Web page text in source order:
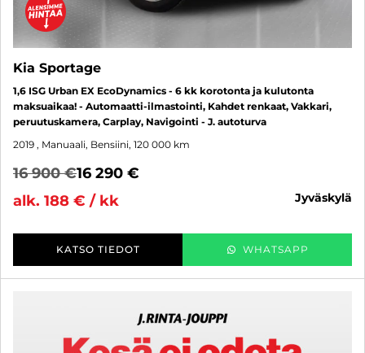
Kia Sportage
1,6 ISG Urban EX EcoDynamics - 6 kk korotonta ja kulutonta
maksuaikaa! - Automaatti-ilmastointi, Kahdet renkaat, Vakkari,
peruutuskamera, Carplay, Navigointi - J. autoturva
2019 , Manuaali, Bensiini, 120 000 km
16 900 €16 290 €
alk. 188 € / kk
jyväskylä
KATSO TIEDOT WHATSAPP